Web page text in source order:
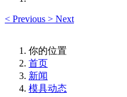
< Previous > Next
你的位置
首页
新闻
模具动态